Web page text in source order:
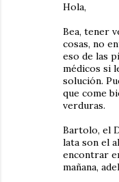
Hola,
Bea, tener
cosas, no
eso de las
médicos si
solución.
que come
verduras.
Bartolo, el
lata son el
encontrar
mañana,